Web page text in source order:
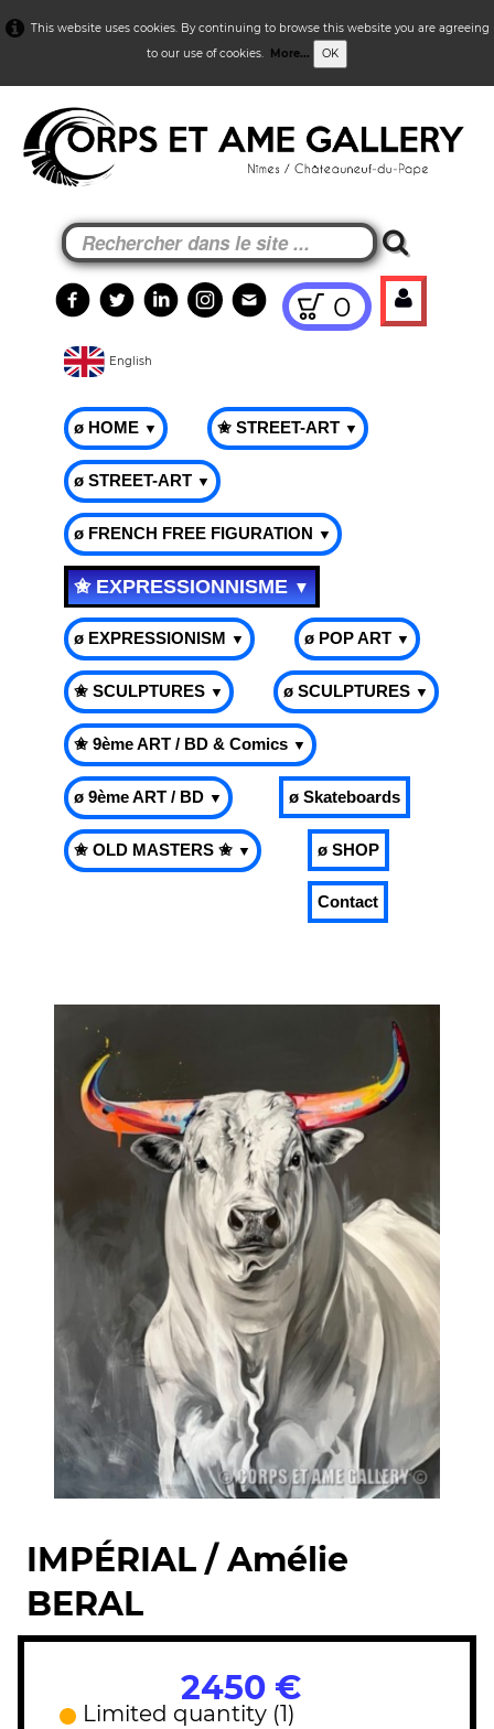
This website uses cookies. By continuing to browse this website you are agreeing
to our use of cookies. More... OK
0
English
ø HOME ▼ ✬ STREET-ART ▼
ø STREET-ART ▼
ø FRENCH FREE FIGURATION ▼
✬ EXPRESSIONNISME▼
ø EXPRESSIONISM ▼ ø POP ART ▼
✬ SCULPTURES ▼ ø SCULPTURES ▼
✬ 9ème ART / BD & Comics ▼
ø 9ème ART / BD ▼ ø Skateboards
✬ OLD MASTERS ✬ ▼ ø SHOP
Contact
IMPÉRIAL / Amélie
BERAL
2450 €
Limited quantity (1)